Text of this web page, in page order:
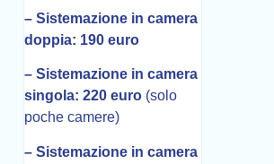
– Sistemazione in camera
doppia: 190 euro
– Sistemazione in camera
singola: 220 euro (solo
poche camere)
– Sistemazione in camera